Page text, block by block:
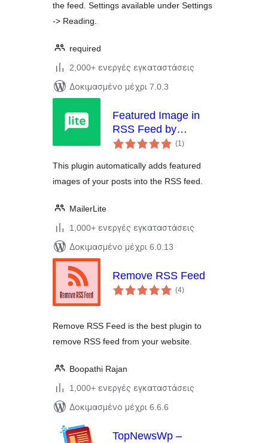
the feed. Settings available under Settings
-> Reading.
required
2,000+ ενεργές εγκαταστάσεις
Δοκιμασμένο μέχρι 7.0.3
Featured Image in
RSS Feed by
MailerLite
(1αξιολογήσεις
σύνολο
)
This plugin automatically adds featured
images of your posts into the RSS feed.
MailerLite
1,000+ ενεργές εγκαταστάσεις
Δοκιμασμένο μέχρι 6.0.13
Remove RSS Feed
(4αξιολογήσεις
σύνολο
)
Remove RSS Feed is the best plugin to
remove RSS feed from your website.
Boopathi Rajan
1,000+ ενεργές εγκαταστάσεις
Δοκιμασμένο μέχρι 6.6.6
TopNewsWp –